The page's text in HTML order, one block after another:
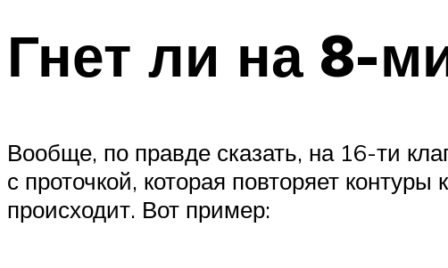
Гнет ли на 8-
Вообще, по правде сказать, на 16-ти
с проточкой, которая повторяет
происходит. Вот пример: